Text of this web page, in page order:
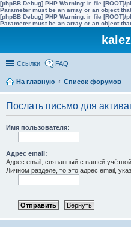
[phpBB Debug] PHP Warning: in file [ROOT]/
Parameter must be an array or an object
[phpBB Debug] PHP Warning: in file [ROOT]/
Parameter must be an array or an object
Ссылки FAQ
На главную
Список форумов
Послать письмо для
Имя пользователя:
Адрес email:
Адрес email, связанный с вашей
Личном разделе, то это адрес email,